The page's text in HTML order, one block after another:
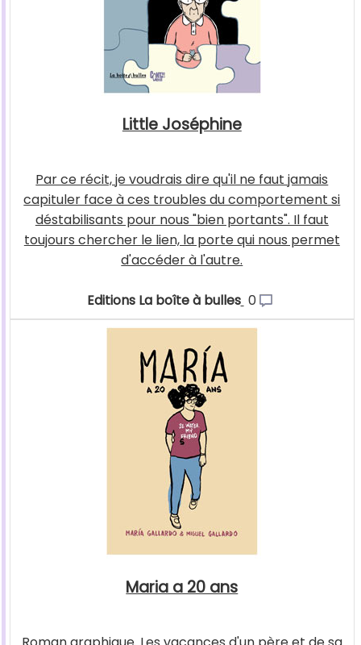
Little Joséphine
Par ce récit, je voudrais dire qu'il ne faut jamais
capituler face à ces troubles du comportement si
déstabilisants pour nous "bien portants". Il faut
toujours chercher le lien, la porte qui nous permet
d'accéder à l'autre.
Editions La boîte à bulles 0
Maria a 20 ans